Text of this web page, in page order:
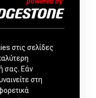
by
στις σελίδες
σας. Εάν
στη